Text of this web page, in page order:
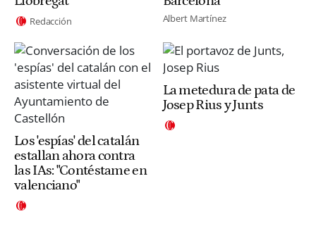
Redacción Albert Martínez
Los 'espías' del catalán
estallan ahora contra
las IAs: "Contéstame en
valenciano"
La metedura de pata de
Josep Rius y Junts